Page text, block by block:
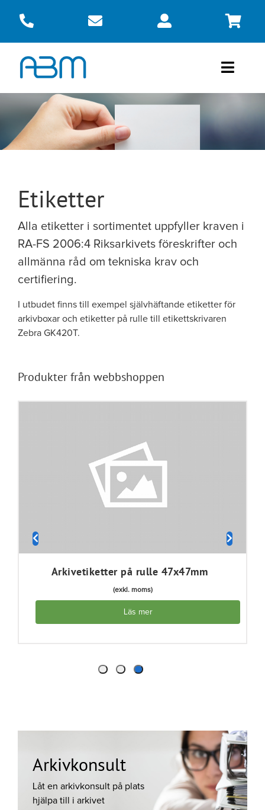
Toggle
Produkter
Om oss
Webbshop
Etiketter
Alla etiketter i sortimentet uppfyller kraven i
RA-FS 2006:4 Riksarkivets föreskrifter och
allmänna råd om tekniska krav och
certifiering.
I utbudet finns till exempel självhäftande etiketter för
arkivboxar och etiketter på rulle till etikettskrivaren
Zebra GK420T.
Produkter från webbshoppen
Arkivetiketter på rulle 47x47mm
(exkl. moms)
Läs mer
Arkivkonsult
Låt en arkivkonsult på plats
hjälpa till i arkivet